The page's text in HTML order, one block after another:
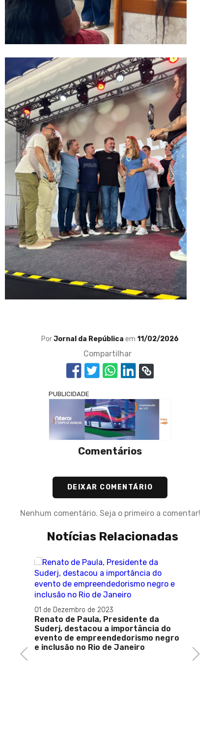
PorJornal da República em 11/02/2026
Compartilhar
PUBLICIDADE
Comentários
DEIXAR COMENTÁRIO
Nenhum comentário. Seja o primeiro a comentar!
Notícias Relacionadas
Previous
negro
04 de Junho de 2024
Zito, pré-candidato à prefeitura de
Caxias, lidera movimento por
mudança durante Reunião Geral
Next